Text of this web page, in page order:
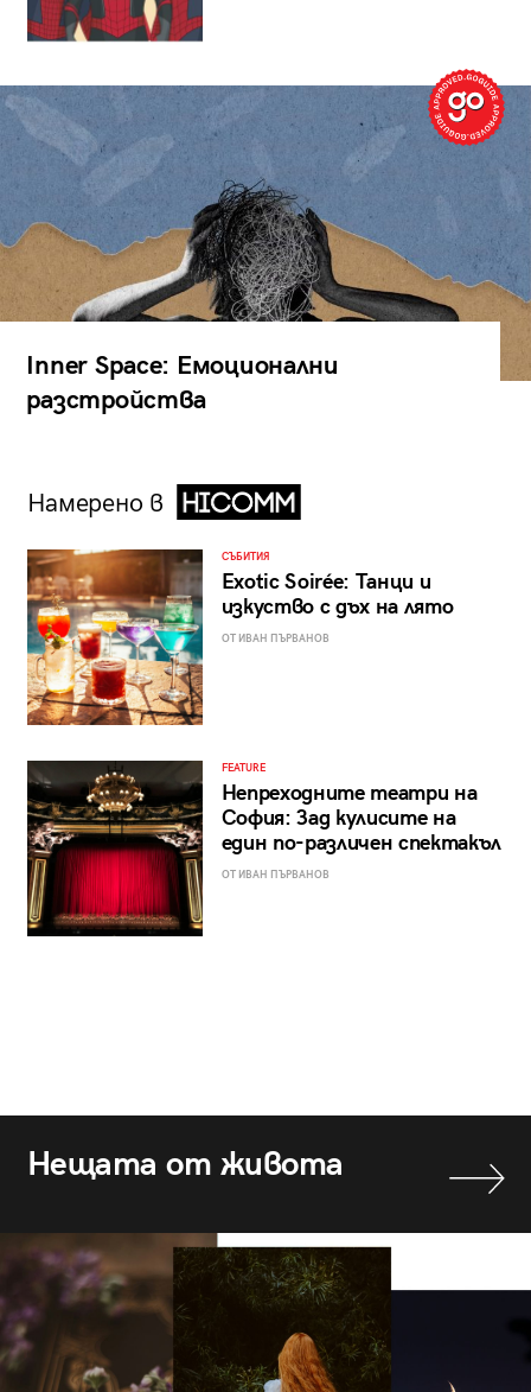
Inner Space: Емоционални
разстройства
Намерено в
СЪБИТИЯ
Exotic Soirée: Танци и
изкуство с дъх на лято
ОТ ИВАН ПЪРВАНОВ
FEATURE
Непреходните театри на
София: Зад кулисите на
един по-различен спектакъл
ОТ ИВАН ПЪРВАНОВ
Нещата от живота